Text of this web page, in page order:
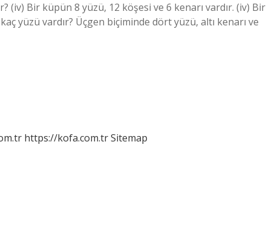
(iv) Bir küpün 8 yüzü, 12 köşesi ve 6 kenarı vardır. (iv) Bir
yüzü vardır? Üçgen biçiminde dört yüzü, altı kenarı ve
https://kofa.com.trSitemap